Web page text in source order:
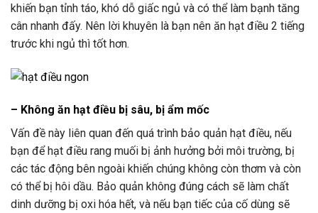
khiến bạn tỉnh táo, khó dỗ giấc ngủ và có thể làm bạnh tăng
cân nhanh đấy. Nên lời khuyên là bạn nên ăn hạt điều 2 tiếng
trước khi ngủ thì tốt hơn.
– Không ăn hạt điều bị sâu, bị ẩm mốc
Vấn đề này liên quan đến quá trình bảo quản hạt điều, nếu
bạn để hạt điều rang muối bị ảnh hưởng bởi môi trường, bị
các tác động bên ngoài khiến chúng không còn thơm và còn
có thể bị hôi dầu. Bảo quản không đúng cách sẽ làm chất
dinh dưỡng bị oxi hóa hết, và nếu bạn tiếc của cố dùng sẽ